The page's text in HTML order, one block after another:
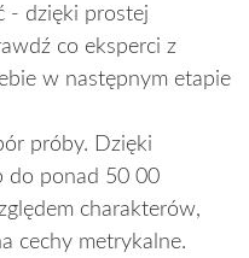
- dzięki prostej
co eksperci z
w następnym etapie
próby. Dzięki
do ponad 50 00
charakterów,
cechy metrykalne.